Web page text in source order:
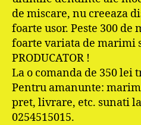
de miscare, nu creeaza
foarte usor. Peste 300 de
foarte variata de marimi
PRODUCATOR !
La o comanda de 350 lei
Pentru amanunte:
pret, livrare, etc. sunati
0254515015.